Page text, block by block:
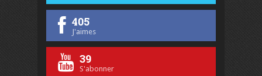
405
J'aimes
39
S'abonner